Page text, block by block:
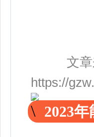
文章
https://
2023